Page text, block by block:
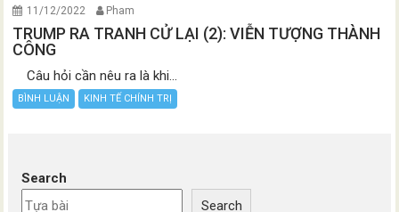
11/12/2022 Pham
TRUMP RA TRANH CỬ LẠI (2): VIỄN TƯỢNG THÀNH
CÔNG
Câu hỏi cần nêu ra là khi...
BÌNH LUẬN KINH TẾ CHÍNH TRỊ
Search
Search